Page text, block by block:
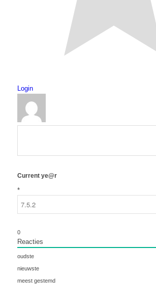
Login
Current ye@r
*
0
Reacties
oudste
nieuwste
meest gestemd